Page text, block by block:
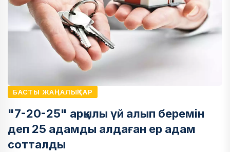
БАСТЫ ЖАҢАЛЫҚТАР
"7-20-25" арқылы үй алып беремін
деп 25 адамды алдаған ер адам
сотталды